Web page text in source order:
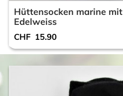
Hüttensocken marine mit
Edelweiss
CHF 15.90